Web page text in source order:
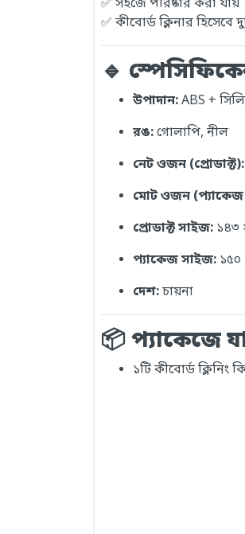
✅ সহজে পরিষ্কার করা যায়
✅ কীবোর্ড ক্লিনার হিসেবে
🔹
উপাদান:ABS +
রঙ:গোলাপি, নীল
নেট ওজন (প্রোডাক্ট):
মোট ওজন
প্রোডাক্ট সাইজ: ১৪৩
প্যাকেজ সাইজ: ১৫০
দেশ:চায়না
📦 প্যাকেজে
১টি কীবোর্ড ক্লিনিং